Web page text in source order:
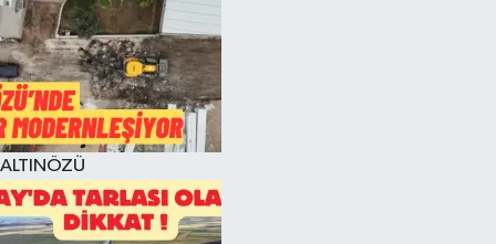
ALTINÖZÜ